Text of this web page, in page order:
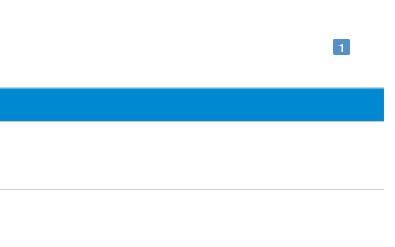
1